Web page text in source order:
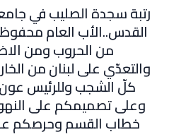
رتبة سجدة الصليب في
القدس..الأب العام
من الحروب ومن
والتعدّي على لبنان من
كلّ الشجب وللرئيس
وعلى تصميمكم على
خطاب القسم وحرصكم